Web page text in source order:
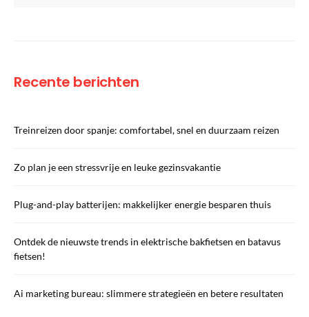
Recente berichten
Treinreizen door spanje: comfortabel, snel en duurzaam reizen
Zo plan je een stressvrije en leuke gezinsvakantie
Plug-and-play batterijen: makkelijker energie besparen thuis
Ontdek de nieuwste trends in elektrische bakfietsen en batavus
fietsen!
Ai marketing bureau: slimmere strategieën en betere resultaten